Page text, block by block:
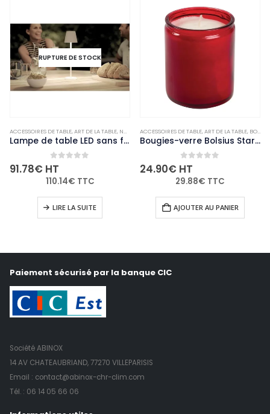
RUPTURE DE STOCK
ACCESSOIRES DE TABLE,ART DE LA TABLE, NON-PALETTISABLE
Lampe de table LED sans fil blanche à intensité variable Securit Feline avec câble de chargement magnétique
0out of 5
91.78€ HT
110.14€ TTC
LIRE LA SUITE
ACCESSOIRES DE TABLE,ART DE LA TABLE, BOUGIES ET PHOTOPHORES
Bougies-verre Bolsius Starlight rouges (lot de 8)
0out of 5
24.90€ HT
29.88€ TTC
AJOUTER AU PANIER
Paiement sécurisé par la banque CIC
Société ABINOX
14 AV CHATEAUBRIAND, 77270 VILLEPARISIS
Email : contact@abinox-chr-clim.com
Tél. : 06 14 05 66 06